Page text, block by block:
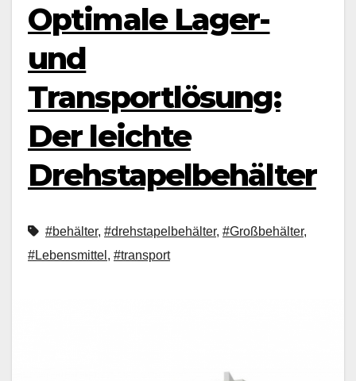
Optimale Lager-
und
Transportlösung:
Der leichte
Drehstapelbehälter
#behälter, #drehstapelbehälter, #Großbehälter,
#Lebensmittel , #transport